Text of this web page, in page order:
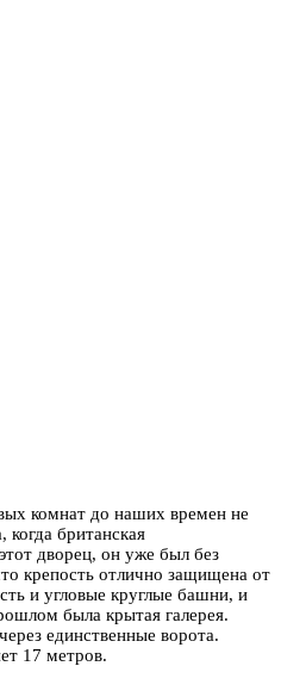
комнат до наших времен не
когда британская
дворец, он уже был без
крепость отлично защищена от
и угловые круглые башни, и
была крытая галерея.
единственные ворота.
17 метров.